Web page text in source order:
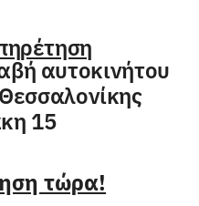
αυτοκινήτου
15
τώρα!